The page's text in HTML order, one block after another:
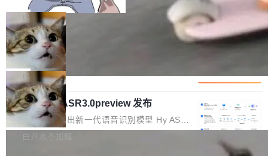
x / Harmony PC curl -fsSL https://solon.noea
r.org/solon...
不断累积，代码仓中的模块关系、接口契约、业
务逻辑等关键信息往往分散于数十乃至数百个文
件之中，形成高度复杂的知识关联网络。传统的
代码检索手段（如关键词匹配、目录遍历）仅能
在语法层面完成文本定位，难以触及代码的语义
内涵与结构关联，导致开发者使用代码智能体在
理解大规模代码仓时面临显著"代码仓理解"瓶
颈。 代码仓深度理解服务（以下简称" CodeBas
e深度理解服务"）是华为云码道（CodeA...
最高人民检察院8月4日公布了一起案件：北京一
名90后算法工程师王某，为了给自己接的私活腾
服务器空间，删光了公司AI游戏部门的全部核心
数据。 王某2024年1月入职东城区某科技公司AI
短剧部门，有互联网大厂背景。在公司内部架构
调整期间，部门三次通知全员将数据从A集群迁
移到B集群，王某都回复了"收到"。 他没有迁移
数据。2024年9月3日下午4点，他使用此前登录
的账号密码进入A集群，输入了一条被程序员圈
称为"删库跑路"的命令——最高管理员权限、无
局
Cloudflare 分享推理优化实践：KV ca
che 量化 + 权重压缩，吞吐量提升 4
1%，成本降 30%
Kimi 和 GLM 是当前最强的大模型系列之一，但
它们有一个共同的问题：太吃显存了。月之暗面
的 Kimi K 系列和智谱的 GLM 都是长上下文、M
oE 架构的大模型，好用到让人上瘾，但 GPU 显
存永远不够用。 Cloudflare 的 Workers AI 团队
一直在跑这些模型的推理。他们在官方博客上发
局
腾讯混元 Hy ASR3.0preview 发布
腾讯混元正式推出新一代语音识别模型 Hy ASR
3.0preview。基于最新一代大语言模型 Hy3 的
白开水不加糖